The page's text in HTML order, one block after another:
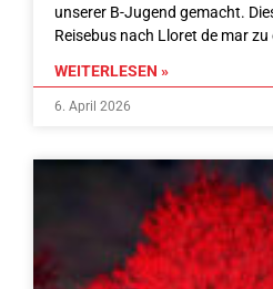
unserer B-Jugend gemacht.
Reisebus nach Lloret de mar
WEITERLESEN »
6. April 2026